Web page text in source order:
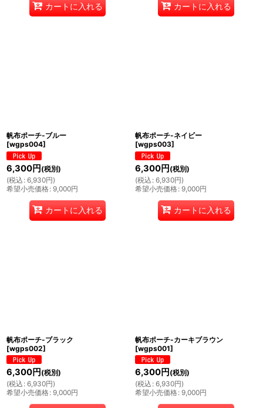
カートに入れる カートに入れる
帆布ポーチ-ブルー
[wgps004]
6,300円 (税別)
(税込 : 6,930円)
希望小売価格: 9,000円
カートに入れる
帆布ポーチ-ネイビー
[wgps003]
6,300円 (税別)
(税込 : 6,930円)
希望小売価格: 9,000円
カートに入れる
帆布ポーチ-ブラック
[wgps002]
6,300円 (税別)
(税込 : 6,930円)
希望小売価格: 9,000円
帆布ポーチ-カーキブラウン
[wgps001]
6,300円 (税別)
(税込 : 6,930円)
希望小売価格: 9,000円